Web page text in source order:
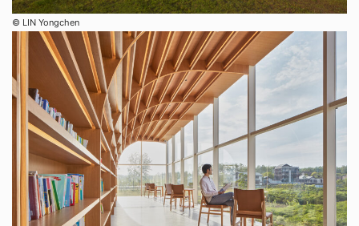
©︎ LIN Yongchen